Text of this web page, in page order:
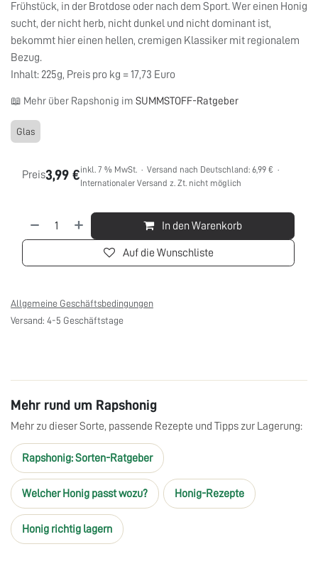
Frühstück, in der Brotdose oder nach dem Sport. Wer einen Honig
sucht, der nicht herb, nicht dunkel und nicht dominant ist,
bekommt hier einen hellen, cremigen Klassiker mit regionalem
Bezug.
Inhalt: 225g, Preis pro kg = 17,73 Euro
📖 Mehr über Rapshonig im SUMMSTOFF-Ratgeber
Glas
In den Warenkorb
Auf die Wunschliste
Preis3,99 €inkl. 7 % MwSt. · Versand nach Deutschland: 6,99 € ·
Internationaler Versand z. Zt. nicht möglich
Allgemeine Geschäftsbedingungen
Versand: 4-5 Geschäftstage
Mehr rund um Rapshonig
Mehr zu dieser Sorte, passende Rezepte und Tipps zur Lagerung:
Rapshonig: Sorten-Ratgeber
Welcher Honig passt wozu? Honig-Rezepte
Honig richtig lagern